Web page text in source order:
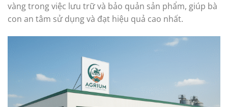
vàng trong việc lưu trữ và bảo quản sản phẩm, giúp bà
con an tâm sử dụng và đạt hiệu quả cao nhất.